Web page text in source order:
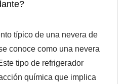
típico de una nevera de
conoce como una nevera
tipo de refrigerador
química que implica